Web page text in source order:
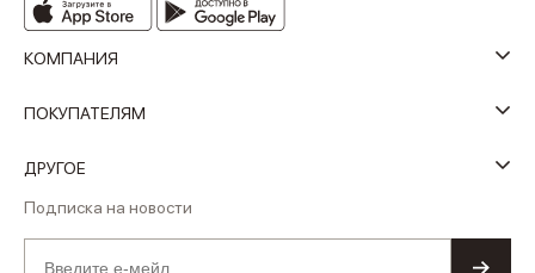
КОМПАНИЯ
ПОКУПАТЕЛЯМ
ДРУГОЕ
Подписка на новости